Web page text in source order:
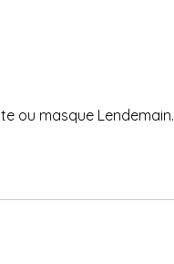
ou masque Lendemain.